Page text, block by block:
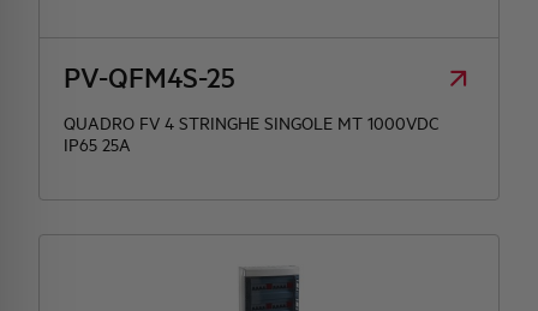
PV-QFM4S-25
QUADRO FV 4 STRINGHE SINGOLE MT 1000VDC
IP65 25A